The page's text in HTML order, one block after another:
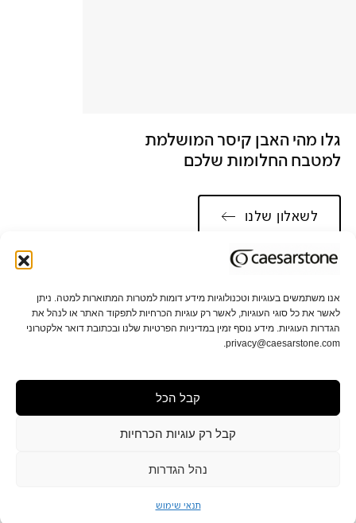
אנו משתמשים בעוגיות וטכנולוגיות מידע דומות למטרות המתוארות למטה. ניתן
לאשר את כל סוגי העוגיות, לאשר רק עוגיות הכרחיות לתפקוד האתר או לנהל את
הגדרות העוגיות. מידע נוסף זמין במדיניות הפרטיות שלנו ובכתובת דואר אלקטרוני
privacy@caesarstone.com.
קבל הכל
קבל רק עוגיות הכרחיות
נהל הגדרות
תנאי שימוש
גלו מהי האבן קיסר המושלמת
למטבח החלומות שלכם
לשאלון שלנו
אודות אבן קיסר תקני איכות וקיימות